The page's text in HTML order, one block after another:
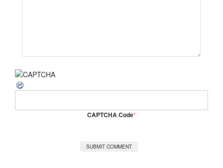
CAPTCHA Code*